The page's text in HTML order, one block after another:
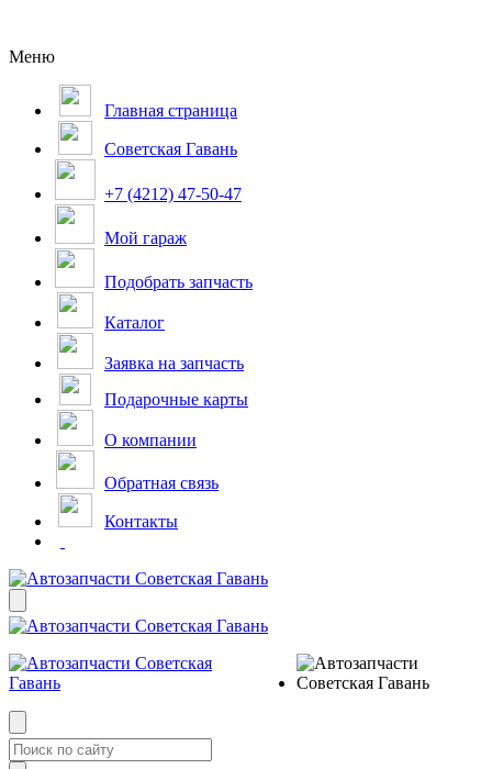
Меню
Главная страница
Советская Гавань
+7 (4212) 47-50-47
Мой гараж
Подобрать запчасть
Каталог
Заявка на запчасть
Подарочные карты
О компании
Обратная связь
Контакты